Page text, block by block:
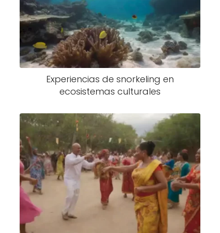
Experiencias de snorkeling en
ecosistemas culturales